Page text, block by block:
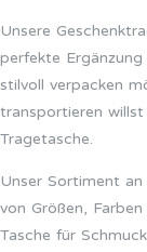
Unsere
perfekte
stilvoll verpacken
transportieren
Tragetasche.
Unser Sortiment
von Größen,
Tasche für